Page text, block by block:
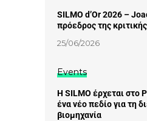
SILMO d’Or 2026 –
πρόεδρος της
25/06/2026
Events
Η SILMO έρχεται στο
ένα νέο πεδίο για τη
βιομηχανία